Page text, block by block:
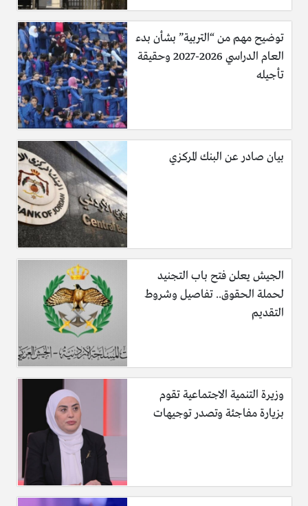
توضيح مهم من “التربية” بشأن بدء
العام الدراسي 2026-2027 وحقيقة
تأجيله
بيان صادر عن البنك المركزي
الجيش يعلن فتح باب التجنيد
لحملة الحقوق.. تفاصيل وشروط
التقديم
وزيرة التنمية الاجتماعية تقوم
بزيارة مفاجئة وتصدر توجيهات